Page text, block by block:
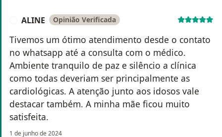
ALINE Opinião Verificada
Tivemos um ótimo atendimento desde o contato
no whatsapp até a consulta com o médico.
Ambiente tranquilo de paz e silêncio a clínica
como todas deveriam ser principalmente as
cardiológicas. A atenção junto aos idosos vale
destacar também. A minha mãe ficou muito
satisfeita.
1 de junho de 2024